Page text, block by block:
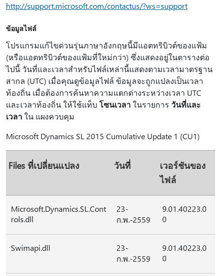
http://support.microsoft.com/contactus/?ws=support
ข้อมูลไฟล์
โปรแกรมแก้ไขด่วนรุ่นภาษาอังกฤษนี้มีแอตทริบิวต์ของแฟ้ม
(หรือแอตทริบิวต์ของแฟ้มที่ใหม่กว่า) ซึ่งแสดงอยู่ในตารางต่อ
ไปนี้ วันที่และเวลาสำหรับไฟล์เหล่านี้แสดงตามเวลามาตรฐาน
สากล (UTC) เมื่อคุณดูข้อมูลไฟล์ ข้อมูลจะถูกแปลงเป็นเวลา
ท้องถิ่น เมื่อต้องการค้นหาความแตกต่างระหว่างเวลา UTC
และเวลาท้องถิ่น ให้ใช้แท็บ โซนเวลาในรายการ วันที่และ
เวลาใน แผงควบคุม
Microsoft Dynamics SL 2015 Cumulative Update 1 (CU1)
Files ที่เปลี่ยนแปลง วันที่
เวอร์ชันของ
ไฟล์
Microsoft.Dynamics.SL.Cont
rols.dll
23-
ก.พ.-2559
9.01.40223.0
0
Swimapi.dll
23-
ก.พ.-2559
9.01.40223.0
0